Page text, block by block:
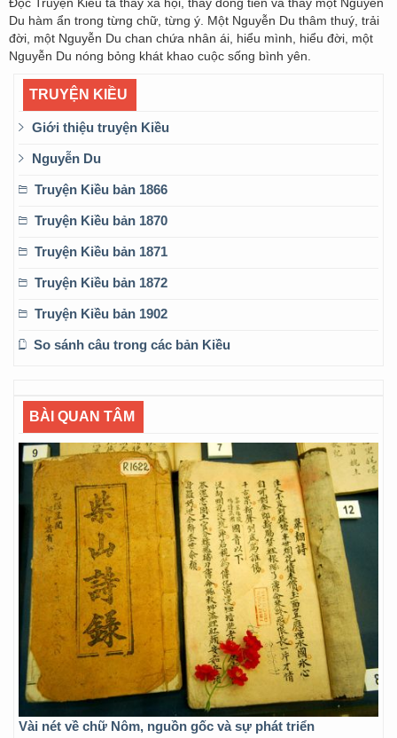
Du hàm ẩn trong từng chữ, từng ý. Một Nguyễn Du thâm thuý, trải
đời, một Nguyễn Du chan chứa nhân ái, hiểu mình, hiểu đời, một
Nguyễn Du nóng bỏng khát khao cuộc sống bình yên.
TRUYỆN KIỀU
Giới thiệu truyện Kiều
Nguyễn Du
Truyện Kiều bản 1866
Truyện Kiều bản 1870
Truyện Kiều bản 1871
Truyện Kiều bản 1872
Truyện Kiều bản 1902
So sánh câu trong các bản Kiều
BÀI QUAN TÂM
Vài nét về chữ Nôm, nguồn gốc và sự phát triển